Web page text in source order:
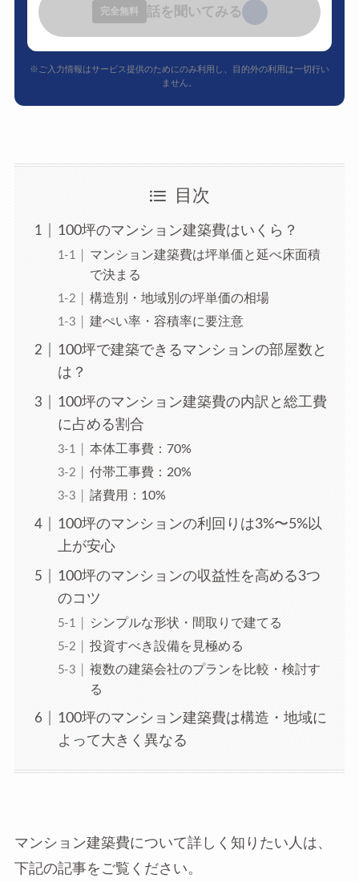
完全無料 話を聞いてみる
※ご入力情報はサービス提供のためにのみ利用し、目的外の利用は一切行い
ません。
目次
100坪のマンション建築費はいくら？
マンション建築費は坪単価と延べ床面積
で決まる
構造別・地域別の坪単価の相場
建ぺい率・容積率に要注意
100坪で建築できるマンションの部屋数と
は？
100坪のマンション建築費の内訳と総工費
に占める割合
本体工事費：70%
付帯工事費：20%
諸費用：10%
100坪のマンションの利回りは3%〜5%以
上が安心
100坪のマンションの収益性を高める3つ
のコツ
シンプルな形状・間取りで建てる
投資すべき設備を見極める
複数の建築会社のプランを比較・検討す
る
100坪のマンション建築費は構造・地域に
よって大きく異なる
マンション建築費について詳しく知りたい人は、
下記の記事をご覧ください。